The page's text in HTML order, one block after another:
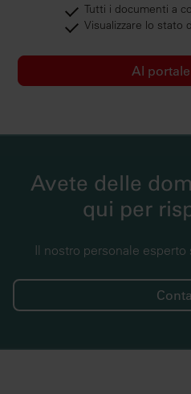
Tutti i documenti a
Visualizzare lo stato
Al
Avete delle
qui per
Il nostro personale esperto